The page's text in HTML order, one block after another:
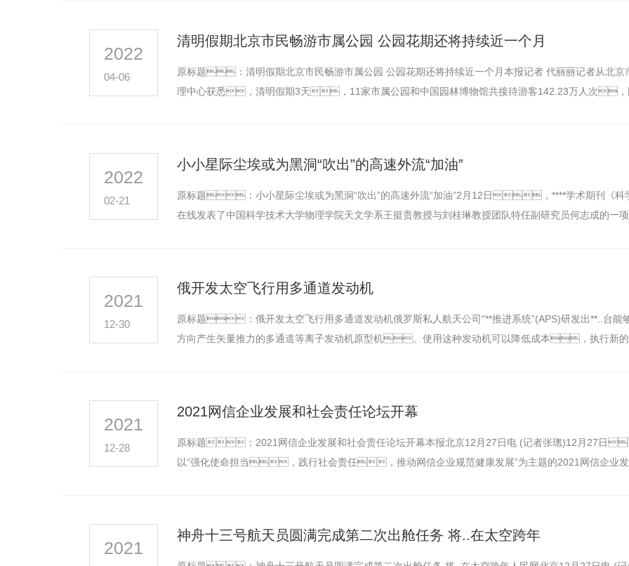
2022
04-06
清明假期北京市民畅游市属公园 公园花期还将持续近一个月
原标题：清明假期北京市民畅游市属公园 公园花期还将持续近一个月本报记者 代丽丽记者从北京
理中心获悉，清明假期3天，11家市属公园和中国园林博物馆共接待游客142.23万人次，
2022
02-21
小小星际尘埃或为黑洞“吹出”的高速外流“加油”
原标题：小小星际尘埃或为黑洞“吹出”的高速外流“加油”2月12日，****学术期刊《科
在线发表了中国科学技术大学物理学院天文学系王挺贵教授与刘桂琳教授团队特任副研究员何志成的一
2021
12-30
俄开发太空飞行用多通道发动机
原标题：俄开发太空飞行用多通道发动机俄罗斯私人航天公司“**推进系统”(APS)研发出**..台能
方向产生矢量推力的多通道等离子发动机原型机。使用这种发动机可以降低成本，执行新
2021
12-28
2021网信企业发展和社会责任论坛开幕
原标题：2021网信企业发展和社会责任论坛开幕本报北京12月27日电 (记者张璁)12月27日
以“强化使命担当，践行社会责任，推动网信企业规范健康发展”为主题的2021网信企业发
2021
神舟十三号航天员圆满完成第二次出舱任务 将..在太空跨年